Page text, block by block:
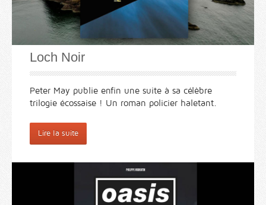
Loch Noir
Peter May publie enfin une suite à sa célèbre
trilogie écossaise ! Un roman policier haletant.
Lire la suite